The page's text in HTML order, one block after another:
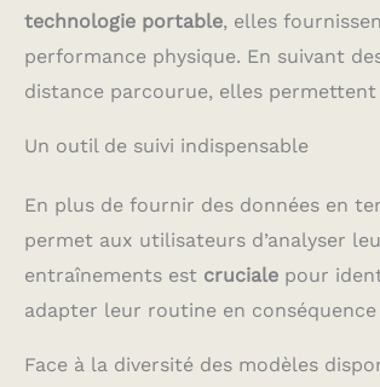
technologie portable, elles
performance physique. En suivant
distance parcourue, elles
Un outil de suivi indispensable
En plus de fournir des données en
permet aux utilisateurs d’analyser
entraînements est cruciale pour
adapter leur routine en
Face à la diversité des modèles